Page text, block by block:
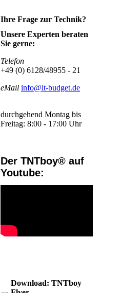
Ihre Frage zur Technik?
Unsere Experten beraten
Sie gerne:
Telefon
+49 (0) 6128/48955 - 21
eMail info@it-budget.de
durchgehend Montag bis
Freitag: 8:00 - 17:00 Uhr
Der TNTboy® auf
Youtube:
Download: TNTboy